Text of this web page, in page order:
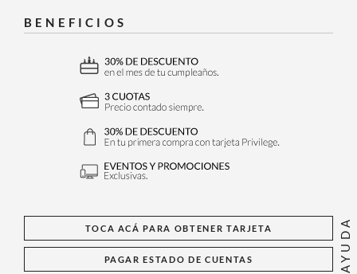
AYUDA
BENEFICIOS
TOCA ACÁ PARA OBTENER TARJETA
PAGAR ESTADO DE CUENTAS